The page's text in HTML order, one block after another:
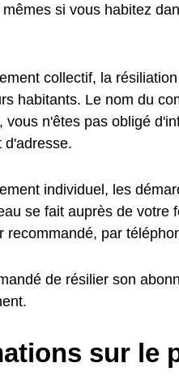
si vous habitez
collectif, la
habitants. Le nom du
vous n'êtes pas obligé
d'adresse.
individuel, les
se fait auprès de votre
recommandé, par
de résilier son
sur le